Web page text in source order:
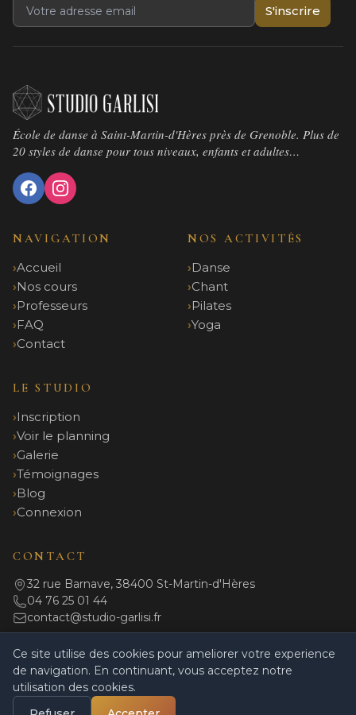
S'inscrire
École de danse à Saint-Martin-d'Hères près de Grenoble. Plus de
20 styles de danse pour tous niveaux, enfants et adultes…
NAVIGATION
Accueil
Nos cours
Professeurs
FAQ
Contact
NOS ACTIVITÉS
Danse
Chant
Pilates
Yoga
LE STUDIO
Inscription
Voir le planning
Galerie
Témoignages
Blog
Connexion
CONTACT
32 rue Barnave, 38400 St-Martin-d'Hères
04 76 25 01 44
contact@studio-garlisi.fr
© 2026 Studio Garlisi. Tous droits réservés.
Mentions légales|Politique de confidentialité
Règlement intérieur
Ce site utilise des cookies pour ameliorer votre experience
de navigation. En continuant, vous acceptez notre
utilisation des cookies.